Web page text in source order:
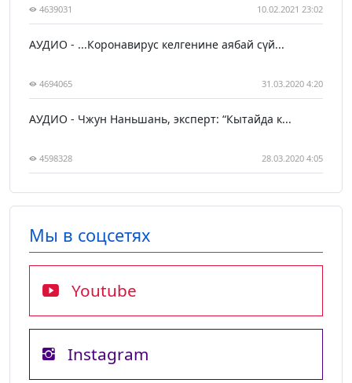
4639031 10.02.2021 23:02
АУДИО - ...Коронавирус келгенине аябай сүй...
4694065 31.03.2020 4:20
АУДИО - Чжун Наньшань, эксперт: “Кытайда к...
4598328 28.03.2020 4:05
Мы в соцсетях
Youtube
Instagram